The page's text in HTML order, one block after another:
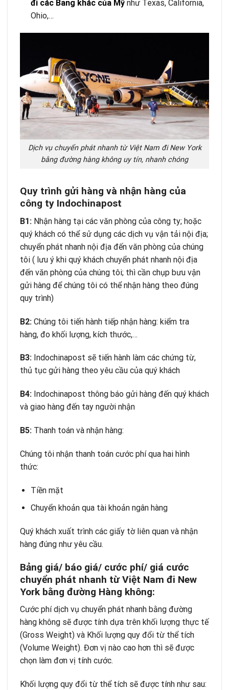
đi các Bang khác của Mỹnhư Texas, California,
Ohio,…
Dịch vụ chuyển phát nhanh từ Việt Nam đi New York
bằng đường hàng không uy tín, nhanh chóng
Quy trình gửi hàng và nhận hàng của
công ty Indochinapost
B1: Nhận hàng tại các văn phòng của công ty; hoặc
quý khách có thể sử dụng các dịch vụ vận tải nội địa;
chuyển phát nhanh nội địa đến văn phòng của chúng
tôi ( lưu ý khi quý khách chuyển phát nhanh nội địa
đến văn phòng của chúng tôi; thì cần chụp bưu vận
gửi hàng để chúng tôi có thể nhận hàng theo đúng
quy trình)
B2: Chúng tôi tiến hành tiếp nhận hàng: kiểm tra
hàng, đo khối lượng, kích thước,…
B3: Indochinapost sẽ tiến hành làm các chứng từ,
thủ tục gửi hàng theo yêu cầu của quý khách
B4: Indochinapost thông báo gửi hàng đến quý khách
và giao hàng đến tay người nhận
B5: Thanh toán và nhận hàng:
Chúng tôi nhận thanh toán cước phí qua hai hình
thức:
Tiền mặt
Chuyển khoản qua tài khoản ngân hàng
Quý khách xuất trình các giấy tờ liên quan và nhận
hàng đúng như yêu cầu.
Bảng giá/ báo giá/ cước phí/ giá cước
chuyển phát nhanh từ Việt Nam đi New
York bằng đường Hàng không:
Cước phí dịch vụ chuyển phát nhanh bằng đường
hàng không sẽ được tính dựa trên khối lượng thực tế
(Gross Weight) và Khối lượng quy đổi từ thể tích
(Volume Weight). Đơn vị nào cao hơn thì sẽ được
chọn làm đơn vị tính cước.
Khối lượng quy đổi từ thể tích sẽ được tính như sau: